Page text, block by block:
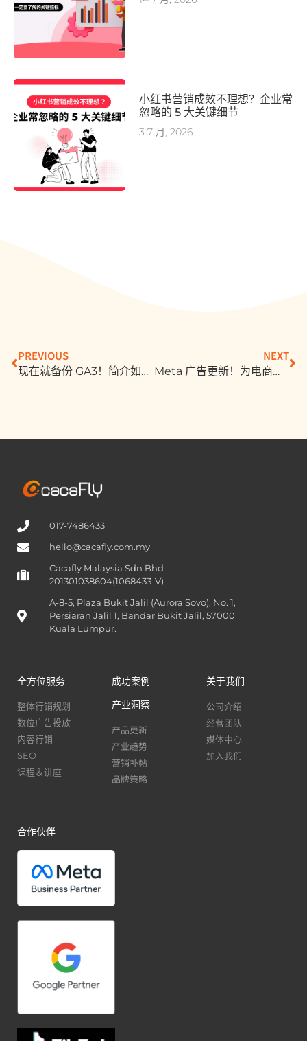
小红书营销成效不理想？企业常
忽略的 5 大关键细节
3 7 月, 2026
PREVIOUS
现在就备份 GA3！简介如何备份 GA3 的四种方法解
NEXT
Meta 广告更新！为电商老闆抢佔商机
017-7486433
hello@cacafly.com.my
Cacafly Malaysia Sdn Bhd
201301038604(1068433-V)
A-8-5, Plaza Bukit Jalil (Aurora Sovo), No. 1,
Persiaran Jalil 1, Bandar Bukit Jalil, 57000
Kuala Lumpur.
全方位服务
整体行销规划
数位广告投放
内容行销
SEO
课程＆讲座
成功案例
产业洞察
产品更新
产业趋势
营销补帖
品牌策略
关于我们
公司介绍
经营团队
媒体中心
加入我们
合作伙伴